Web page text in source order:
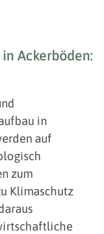
Ackerböden:
in
auf
zum
Klimaschutz